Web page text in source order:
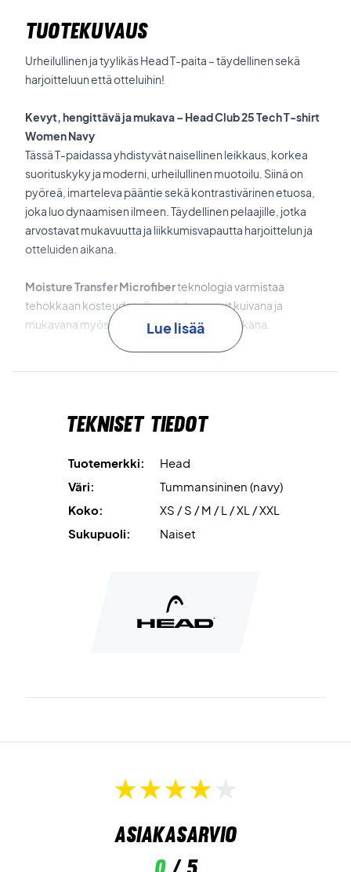
TUOTEKUVAUS
Urheilullinen ja tyylikäs Head T-paita – täydellinen sekä
harjoitteluun että otteluihin!
Kevyt, hengittävä ja mukava – Head Club 25 Tech T-shirt
Women Navy
Tässä T-paidassa yhdistyvät naisellinen leikkaus, korkea
suorituskyky ja moderni, urheilullinen muotoilu. Siinä on
pyöreä, imarteleva pääntie sekä kontrastivärinen etuosa,
joka luo dynaamisen ilmeen. Täydellinen pelaajille, jotka
arvostavat mukavuutta ja liikkumisvapautta harjoittelun ja
otteluiden aikana.
Moisture Transfer Microfiberteknologia varmistaa
tehokkaan kosteudensiirron, joten pysyt kuivana ja
mukavana myös intensiivisten otteluiden aikana.
Pelaa tyylillä ja mukavuudella – osta Head Club 25 Tech T-
Materiaali:
100% polyesteriä.
Lue lisää
Tekniset tiedot
Tuotemerkki:
Head
Väri:
Tummansininen (navy)
Koko:
XS / S / M / L / XL / XXL
Sukupuoli:
Naiset
Asiakasarvio